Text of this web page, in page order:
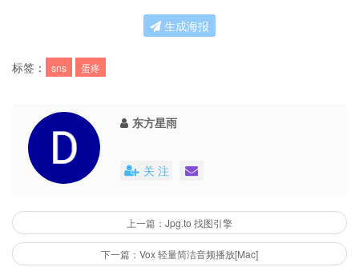
生成海报
标签： sns 蛋疼
东方星雨
关 注
上一篇：Jpg.to 找图引擎
下一篇：Vox 轻量简洁音频播放[Mac]